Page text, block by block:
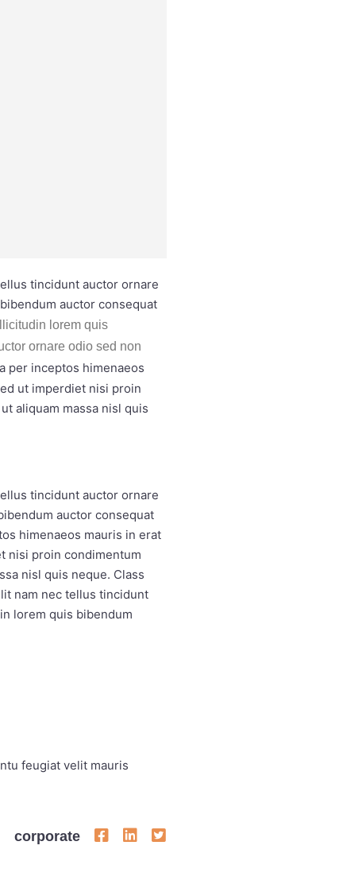
tincidunt auctor ornare
auctor consequat
lorem quis
ornare odio sed non
per inceptos himenaeos
ut imperdiet nisi proin
aliquam massa nisl quis
tincidunt auctor ornare
auctor consequat
himenaeos mauris in erat
nisi proin condimentum
nisl quis neque. Class
nam nec tellus tincidunt
lorem quis bibendum
feugiat velit mauris
corporate